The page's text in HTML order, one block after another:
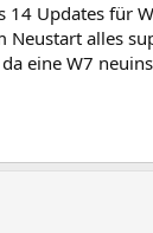
14 Updates für
alles
eine W7